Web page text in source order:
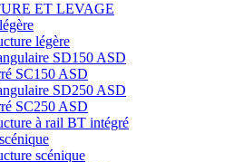
ET LEVAGE
légère
SD150 ASD
SC150 ASD
SD250 ASD
SC250 ASD
à rail BT intégré
scénique